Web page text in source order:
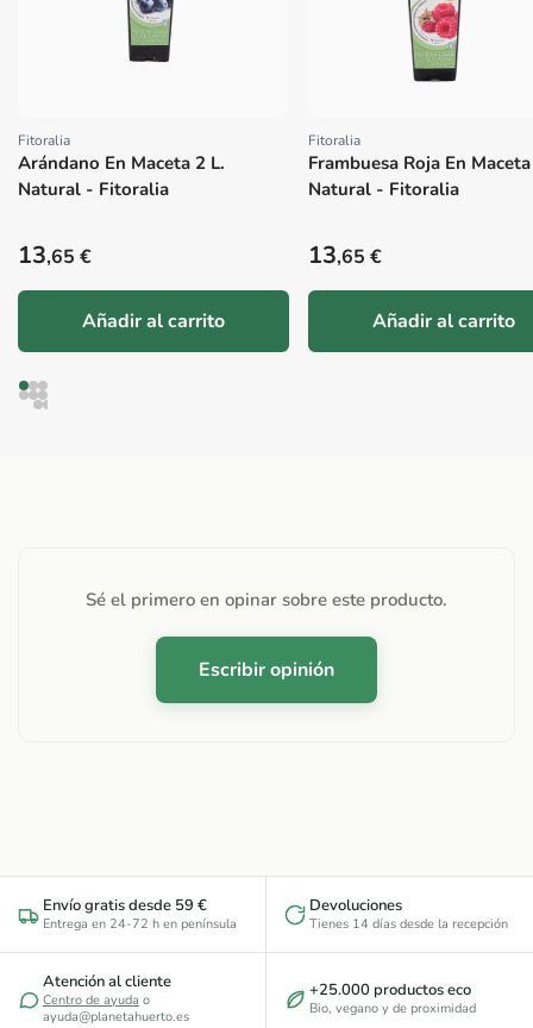
Proveedor:
Fitoralia
Arándano En Maceta 2 L.
Natural - Fitoralia
Precio habitual
13,65 €
Añadir al carrito
Proveedor:
Fitoralia
Frambuesa Roja En
Natural - Fitoralia
Precio habitual
13,65 €
Añadir al carrito
Sé el primero en opinar sobre este producto.
Escribir opinión
Envío gratis desde 59 €
Entrega en 24-72 h en península
Devoluciones
Tienes 14 días desde la recepción
Atención al cliente
Centro de ayuda o
ayuda@planetahuerto.es
+25.000 productos eco
Bio, vegano y de proximidad